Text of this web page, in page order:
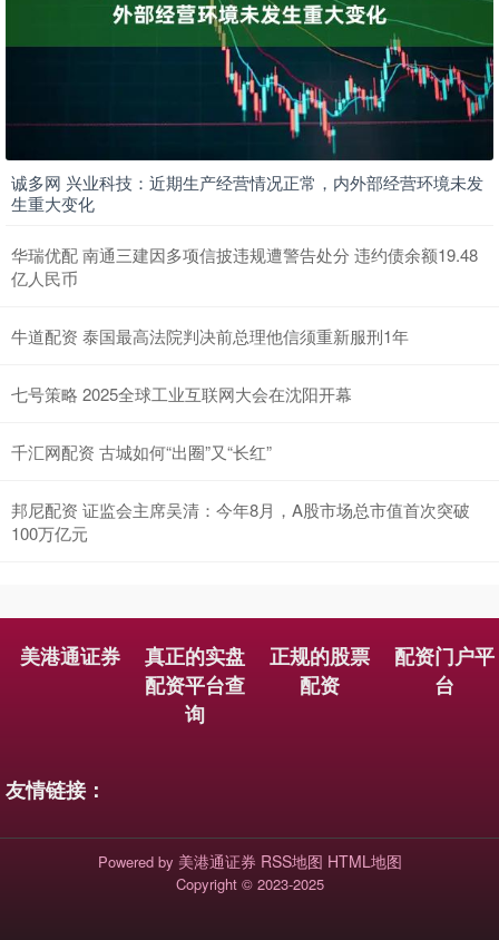
诚多网 兴业科技：近期生产经营情况正常，内外部经营环境未发
生重大变化
华瑞优配 南通三建因多项信披违规遭警告处分 违约债余额19.48
亿人民币
牛道配资 泰国最高法院判决前总理他信须重新服刑1年
七号策略 2025全球工业互联网大会在沈阳开幕
千汇网配资 古城如何“出圈”又“长红”
邦尼配资 证监会主席吴清：今年8月，A股市场总市值首次突破
100万亿元
美港通证券
真正的实盘
配资平台查
询
正规的股票
配资
配资门户平
台
友情链接：
Powered by 美港通证券 RSS地图 HTML地图
Copyright © 2023-2025